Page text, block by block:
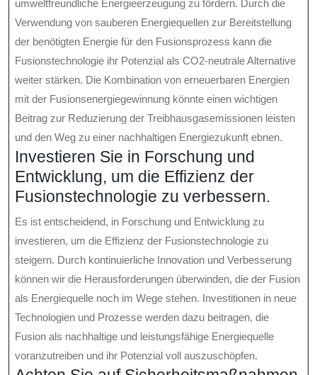
umweltfreundliche Energieerzeugung zu fördern. Durch die
Verwendung von sauberen Energiequellen zur Bereitstellung
der benötigten Energie für den Fusionsprozess kann die
Fusionstechnologie ihr Potenzial als CO2-neutrale Alternative
weiter stärken. Die Kombination von erneuerbaren Energien
mit der Fusionsenergiegewinnung könnte einen wichtigen
Beitrag zur Reduzierung der Treibhausgasemissionen leisten
und den Weg zu einer nachhaltigen Energiezukunft ebnen.
Investieren Sie in Forschung und
Entwicklung, um die Effizienz der
Fusionstechnologie zu verbessern.
Es ist entscheidend, in Forschung und Entwicklung zu
investieren, um die Effizienz der Fusionstechnologie zu
steigern. Durch kontinuierliche Innovation und Verbesserung
können wir die Herausforderungen überwinden, die der Fusion
als Energiequelle noch im Wege stehen. Investitionen in neue
Technologien und Prozesse werden dazu beitragen, die
Fusion als nachhaltige und leistungsfähige Energiequelle
voranzutreiben und ihr Potenzial voll auszuschöpfen.